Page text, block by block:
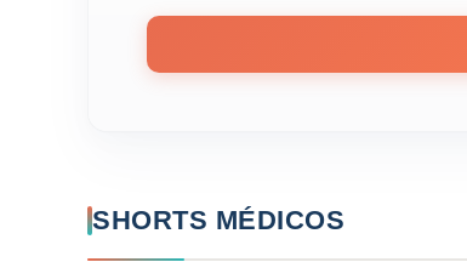
r
n
r
e
SHORTS MÉDICOS